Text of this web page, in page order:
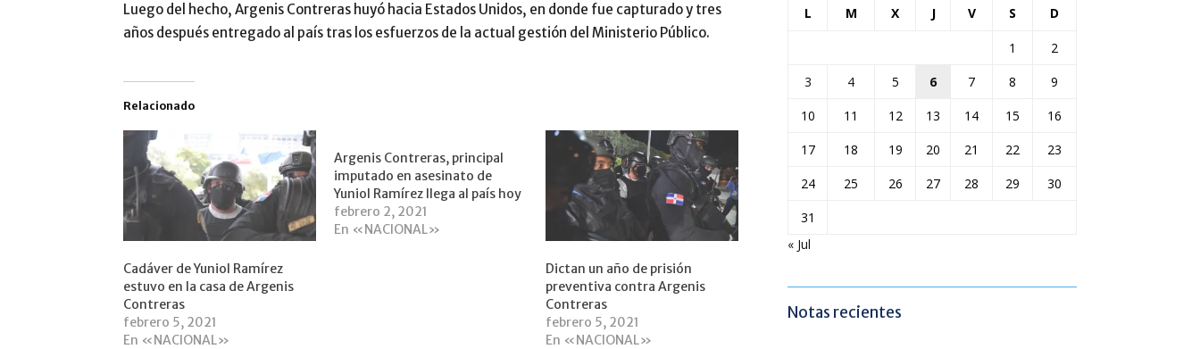
Luego del hecho, Argenis Contreras huyó hacia Estados Unidos, en donde fue capturado y tres
años después entregado al país tras los esfuerzos de la actual gestión del Ministerio Público.
Relacionado
Cadáver de Yuniol Ramírez
estuvo en la casa de Argenis
Contreras
febrero 5, 2021
En «NACIONAL»
Argenis Contreras, principal
imputado en asesinato de
Yuniol Ramírez llega al país hoy
febrero 2, 2021
En «NACIONAL»
Dictan un año de prisión
preventiva contra Argenis
Contreras
febrero 5, 2021
En «NACIONAL»
L M X J V S D
1
2
3
4 5 6 7 8
9
10
11 12 13 14 15
16
17
18 19 20 21 22
23
24
25 26 27 28 29
30
31
« Jul
Notas recientes